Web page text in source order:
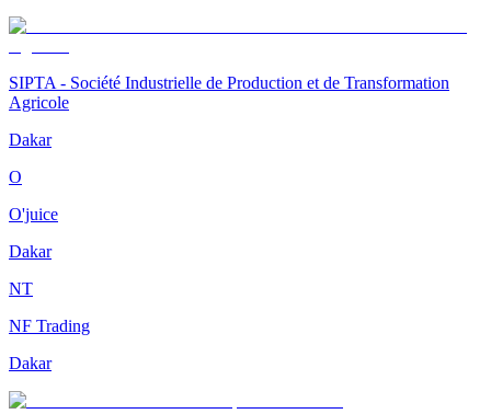
SIPTA - Société Industrielle de Production et de Transformation
Agricole
Dakar
O
O'juice
Dakar
NT
NF Trading
Dakar